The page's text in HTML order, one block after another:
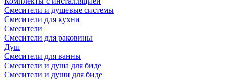
Смесители и душевые системы
Смесители для кухни
Смесители
Смесители для раковины
Душ
Смесители для ванны
Смесители и душа для биде
Смесители и души для биде